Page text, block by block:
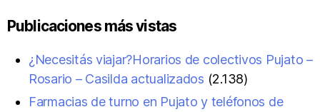
Publicaciones más vistas
¿Necesitás viajar?Horarios de colectivos Pujato –
Rosario – Casilda actualizados (2.138)
Farmacias de turno en Pujato y teléfonos de